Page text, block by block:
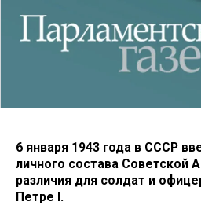
6 января 1943 года в СССР
личного состава Советской
различия для солдат и
Петре I.